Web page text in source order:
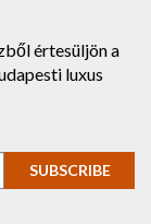
értesüljön a
luxus
SUBSCRIBE